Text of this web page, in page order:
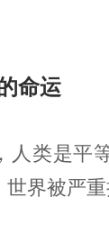
命运
人类是平
界被严重